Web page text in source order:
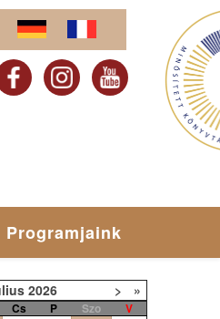
Programjaink
2026 > »
Cs P Szo
V